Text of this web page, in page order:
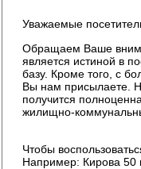
Уважаемые
Обращаем Ваше
является истиной в
базу. Кроме того, с
Вы нам присылаете.
получится
жилищно-
Чтобы
Например: Кирова 50